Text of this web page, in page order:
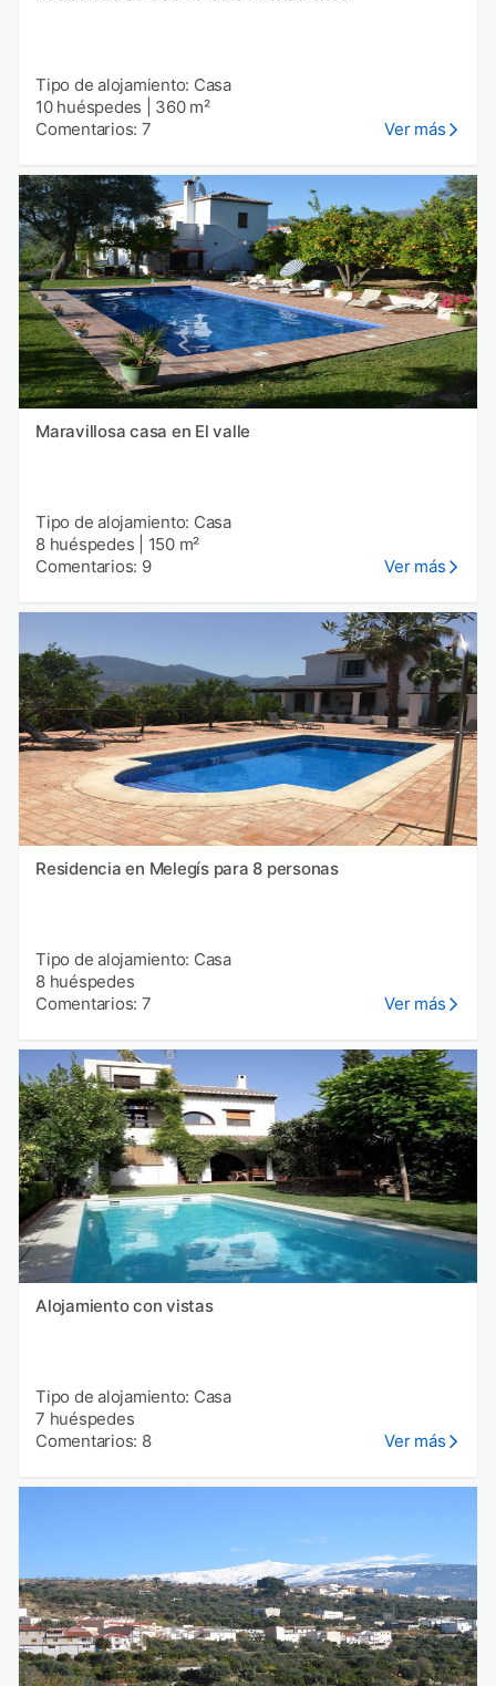
Tipo de alojamiento: Casa
10 huéspedes
360 m²
Comentarios: 7
Ver más
Maravillosa casa en El valle
Tipo de alojamiento: Casa
8 huéspedes
150 m²
Comentarios: 9
Ver más
Residencia en Melegís para 8 personas
Tipo de alojamiento: Casa
8 huéspedes
Comentarios: 7
Ver más
Alojamiento con vistas
Tipo de alojamiento: Casa
7 huéspedes
Comentarios: 8
Ver más